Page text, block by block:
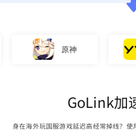
原神 YY
GoLink加
身在海外玩国服游戏延迟高经常掉线？